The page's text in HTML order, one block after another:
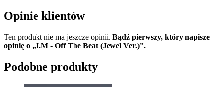
Opinie klientów
Ten produkt nie ma jeszcze opinii. Bądź pierwszy, który napisze
opinię o „I.M - Off The Beat (Jewel Ver.)”.
Podobne produkty